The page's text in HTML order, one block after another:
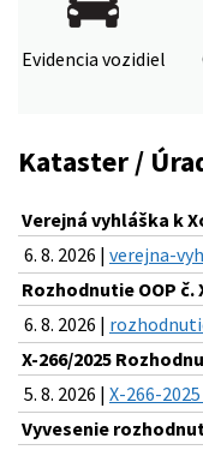
Evidencia vozidiel
Kataster /
Verejná vyhláška k
6. 8. 2026 | verejna-
Rozhodnutie OOP č.
6. 8. 2026 |
X-266/2025
5. 8. 2026 | X-266-
Vyvesenie